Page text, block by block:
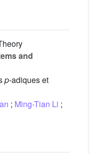
and
p-adiques et
; Ming-Tian Li ;